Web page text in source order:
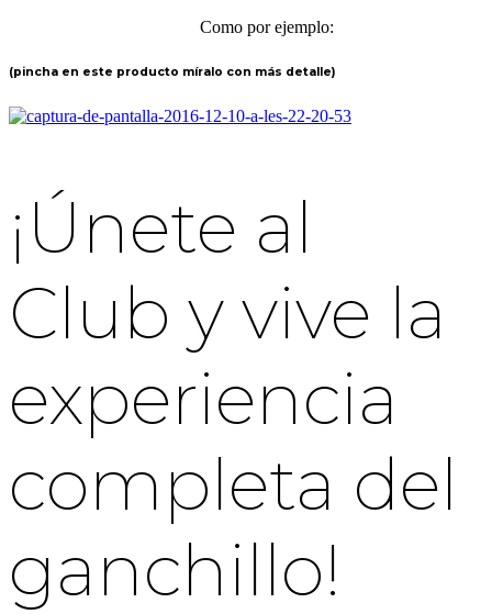
Como por ejemplo:
(pincha en este producto míralo con más detalle)
¡Únete al
Club y vive la
experiencia
completa del
ganchillo!